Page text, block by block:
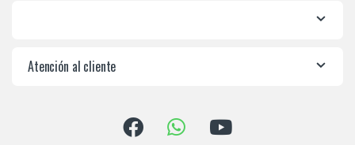
Atención al cliente